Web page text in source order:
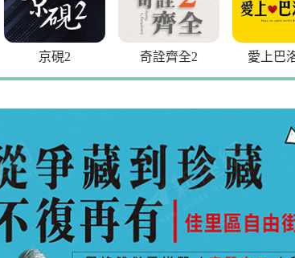
奇詮齊全2 愛上巴洛克2